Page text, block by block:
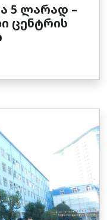
5 ლარად –
ცენტრის